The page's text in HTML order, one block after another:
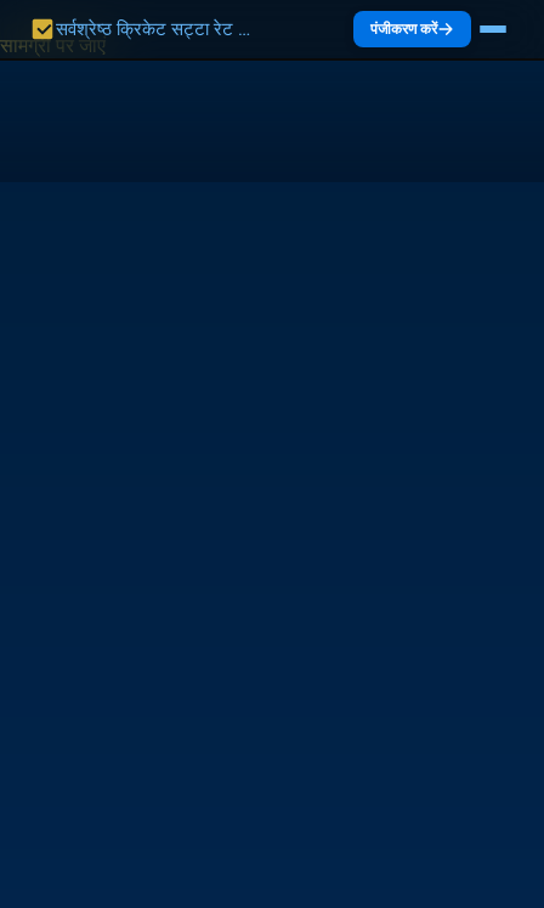
सामग्री पर जाएं
सर्वश्रेष्ठ क्रिकेट सट्टा रेट भारत 2027 | भारत गाइड पंजीकरण करें